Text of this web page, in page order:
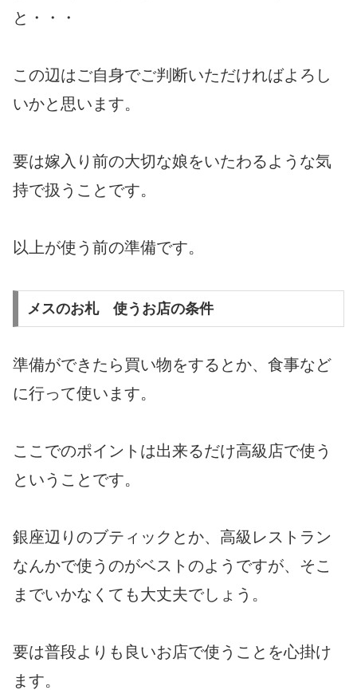
と・・・
この辺はご自身でご判断いただければよろし
いかと思います。
要は嫁入り前の大切な娘をいたわるような気
持で扱うことです。
以上が使う前の準備です。
メスのお札 使うお店の条件
準備ができたら買い物をするとか、食事など
に行って使います。
ここでのポイントは出来るだけ高級店で使う
ということです。
銀座辺りのブティックとか、高級レストラン
なんかで使うのがベストのようですが、そこ
までいかなくても大丈夫でしょう。
要は普段よりも良いお店で使うことを心掛け
ます。